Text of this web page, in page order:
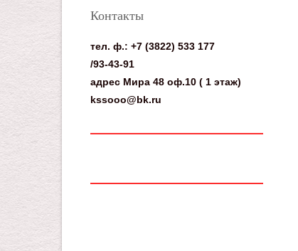
Контакты
тел. ф.: +7 (3822) 533 177
/93-43-91
адрес Мира 48 оф.10 ( 1 этаж)
kssooo@bk.ru